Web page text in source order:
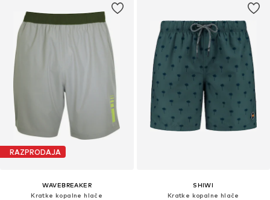
RAZPRODAJA
WAVEBREAKER
Kratke kopalne hlače
SHIWI
Kratke kopalne hlače